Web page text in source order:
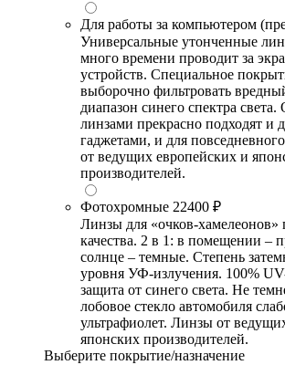
Для работы за компьютером
Универсальные утонченные
много времени проводит за
устройств. Специальное
выборочно фильтровать
диапазон синего спектра
линзами прекрасно подходят и
гаджетами, и для
от ведущих европейских и
производителей.
Фотохромные 22400 ₽
Линзы для «очков-хамелеонов»
качества. 2 в 1: в помещении –
солнце – темные. Степень
уровня УФ-излучения. 100%
защита от синего света. Не
лобовое стекло автомобиля
ультрафиолет. Линзы от
японских производителей.
Выберите покрытие/назначение